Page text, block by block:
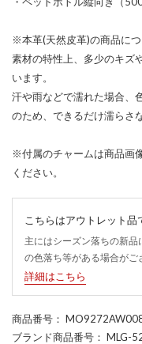
※本革(天然皮革)の商品に
素材の特性上、多少のキズ
います。
汗や雨などで濡れた場合、
のため、できるだけ濡らさ
※付属のチャームは商品画
ください。
こちらはアウトレット品
主にはシーズン落ちの新
の色落ち等がある場合がご
詳細はこちら
商品番号 ：
ブランド商品番号 ： MLG-